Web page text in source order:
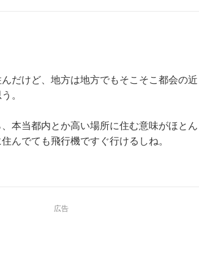
だけど、地方は地方でもそこそこ都会の
。
本当都内とか高い場所に住む意味がほとん
んでても飛行機ですぐ行けるしね。
広告